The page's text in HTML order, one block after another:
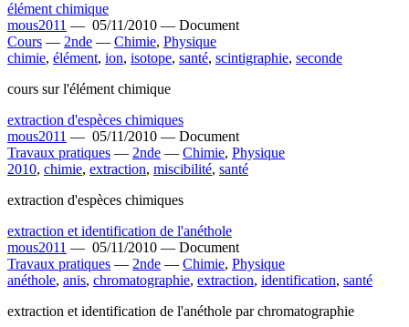
élément chimique
mous2011 — 05/11/2010 — Document
Cours — 2nde — Chimie, Physique
chimie, élément, ion, isotope, santé, scintigraphie, seconde
cours sur l'élément chimique
extraction d'espèces chimiques
mous2011 — 05/11/2010 — Document
Travaux pratiques — 2nde — Chimie, Physique
2010, chimie, extraction, miscibilité, santé
extraction d'espèces chimiques
extraction et identification de l'anéthole
mous2011 — 05/11/2010 — Document
Travaux pratiques — 2nde — Chimie, Physique
anéthole, anis, chromatographie, extraction, identification, santé
extraction et identification de l'anéthole par chromatographie